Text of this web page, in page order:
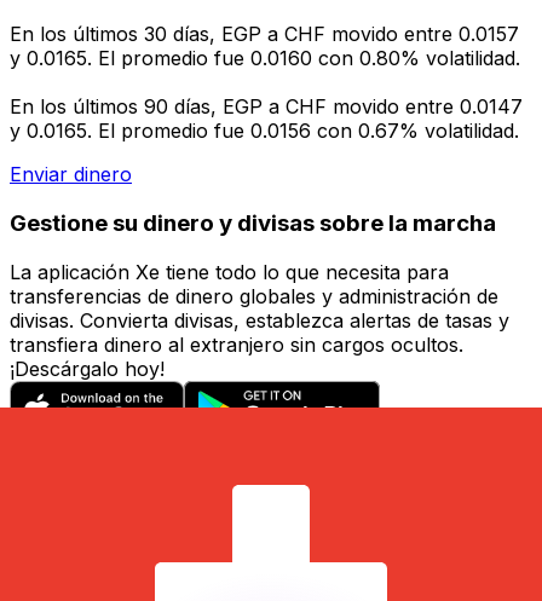
En los últimos 30 días, EGP a CHF movido entre 0.0157
y 0.0165. El promedio fue 0.0160 con 0.80% volatilidad.
En los últimos 90 días, EGP a CHF movido entre 0.0147
y 0.0165. El promedio fue 0.0156 con 0.67% volatilidad.
Enviar dinero
Gestione su dinero y divisas sobre la marcha
La aplicación Xe tiene todo lo que necesita para
transferencias de dinero globales y administración de
divisas. Convierta divisas, establezca alertas de tasas y
transfiera dinero al extranjero sin cargos ocultos.
¡Descárgalo hoy!